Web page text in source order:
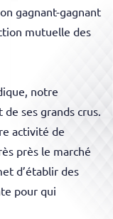
gagnant-gagnant
mutuelle des
notre
ses grands crus.
activité de
près le marché
d’établir des
pour qui